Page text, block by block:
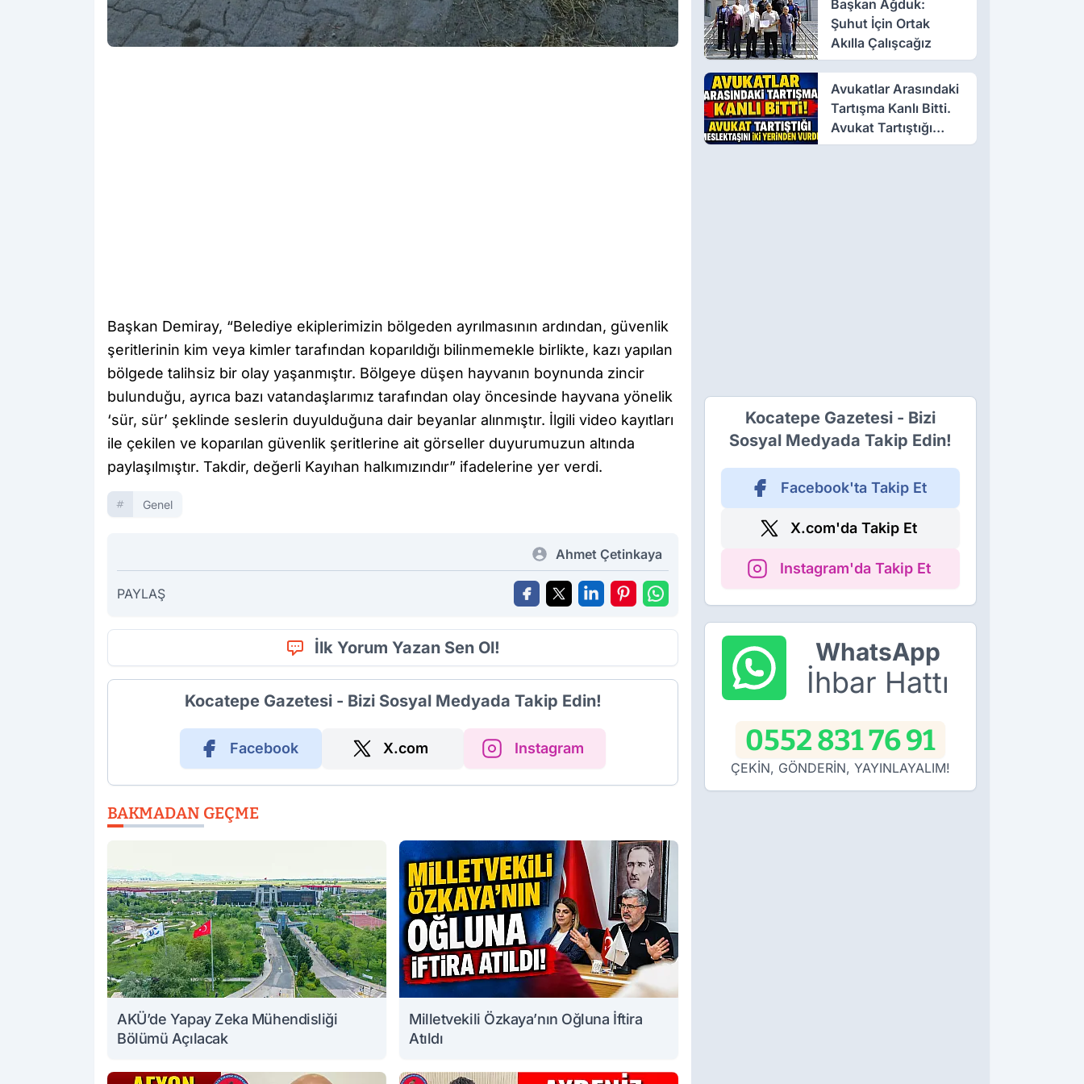
Başkan Demiray, “Belediye ekiplerimizin bölgeden ayrılmasının ardından, güvenlik
şeritlerinin kim veya kimler tarafından koparıldığı bilinmemekle birlikte, kazı yapılan
bölgede talihsiz bir olay yaşanmıştır. Bölgeye düşen hayvanın boynunda zincir
bulunduğu, ayrıca bazı vatandaşlarımız tarafından olay öncesinde hayvana yönelik
‘sür, sür’ şeklinde seslerin duyulduğuna dair beyanlar alınmıştır. İlgili video kayıtları
ile çekilen ve koparılan güvenlik şeritlerine ait görseller duyurumuzun altında
paylaşılmıştır. Takdir, değerli Kayıhan halkımızındır” ifadelerine yer verdi.
Genel
Ahmet Çetinkaya
PAYLAŞ
İlk Yorum Yazan Sen Ol!
Kocatepe Gazetesi - Bizi Sosyal Medyada Takip Edin!
Facebook X.com Instagram
BAKMADAN GEÇME
AKÜ’de Yapay Zeka Mühendisliği
Bölümü Açılacak
Milletvekili Özkaya’nın Oğluna İftira
Atıldı
Başkan Ağduk:
Şuhut İçin Ortak
Akılla Çalışcağız
Avukatlar Arasındaki
Tartışma Kanlı Bitti.
Avukat Tartıştığı
Meslektaşını İki
Kocatepe Gazetesi - Bizi
Sosyal Medyada Takip Edin!
Facebook'ta Takip Et
X.com'da Takip Et
Instagram'da Takip Et
WhatsApp
İhbar Hattı
0552 831 76 91
ÇEKİN, GÖNDERİN, YAYINLAYALIM!